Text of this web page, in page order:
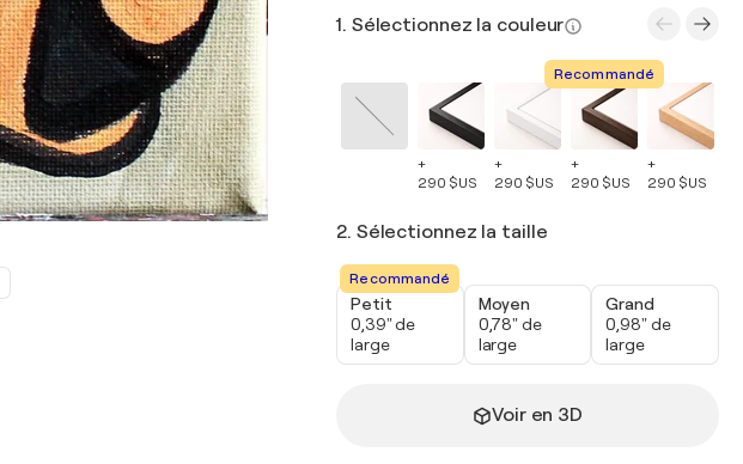
1. Sélectionnez la couleur
+
290 $US
+
290 $US
Recommandé
+
290 $US
+
290 $US
2. Sélectionnez la taille
Recommandé
Petit
0,39" de
large
Moyen
0,78" de
large
Grand
0,98" de
large
Voir en 3D